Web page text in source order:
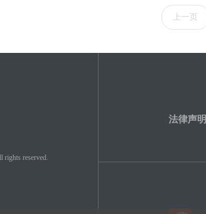
上一页
rights reserved.
法律声明